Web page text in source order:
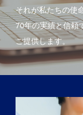
それが私たちの使
70年の実績と信頼
ご提供します。